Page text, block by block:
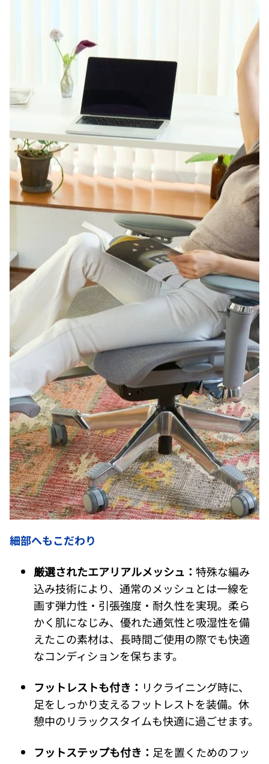
細部へもこだわり
厳選されたエアリアルメッシュ： 特殊な編み
込み技術により、通常のメッシュとは一線を
画す弾力性・引張強度・耐久性を実現。柔ら
かく肌になじみ、優れた通気性と吸湿性を備
えたこの素材は、長時間ご使用の際でも快適
なコンディションを保ちます。
フットレストも付き： リクライニング時に、
足をしっかり支えるフットレストを装備。休
憩中のリラックスタイムも快適に過ごせます。
フットステップも付き： 足を置くためのフッ